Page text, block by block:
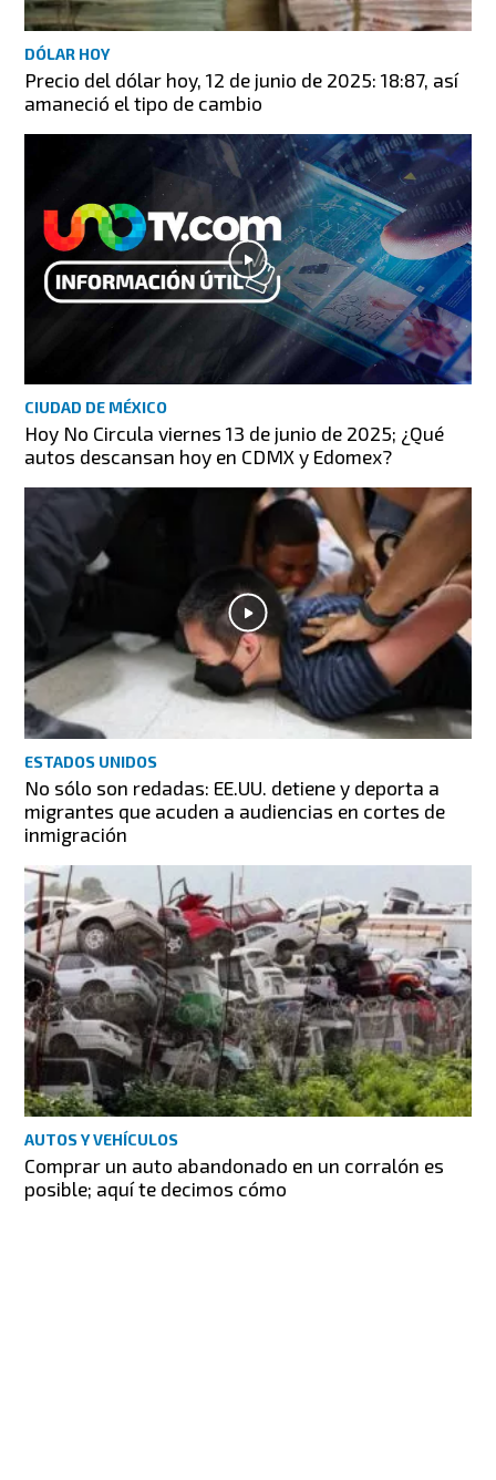
DÓLAR HOY
Precio del dólar hoy, 12 de junio de 2025: 18:87, así
amaneció el tipo de cambio
CIUDAD DE MÉXICO
Hoy No Circula viernes 13 de junio de 2025; ¿Qué
autos descansan hoy en CDMX y Edomex?
ESTADOS UNIDOS
No sólo son redadas: EE.UU. detiene y deporta a
migrantes que acuden a audiencias en cortes de
inmigración
AUTOS Y VEHÍCULOS
Comprar un auto abandonado en un corralón es
posible; aquí te decimos cómo